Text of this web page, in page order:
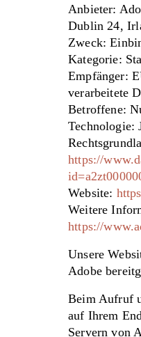
Anbieter:
Dublin 24,
Zweck:
Kategorie:
Empfänger:
verarbeitete
Betroffene:
Technologie:
https://
Website:
Weitere
https://
Unsere
Adobe
Beim Aufruf
auf Ihrem
Servern von